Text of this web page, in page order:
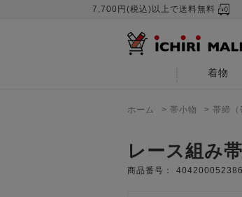
7,700円(税込)以上で送料無料
着物
ホーム > 帯小物 > 帯締（
レース組み
商品番号：